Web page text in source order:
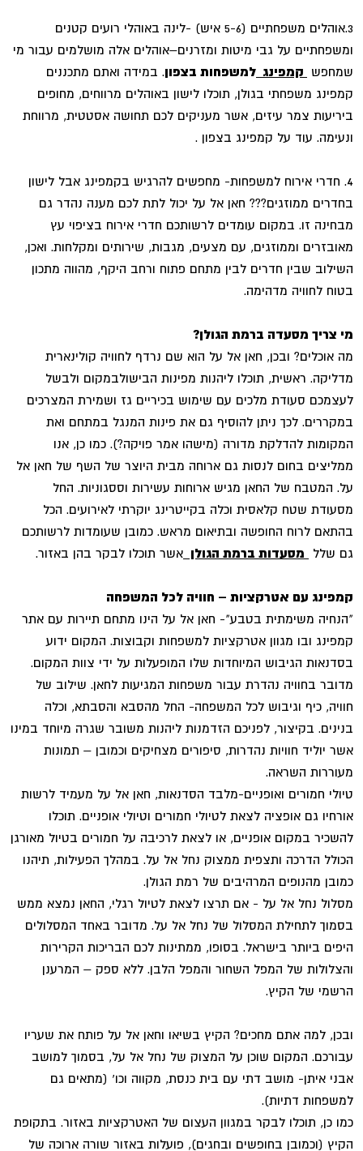
3.אוהלים משפחתיים (5-6 איש) -לינה באוהלי רועים קטנים
ומשפחתיים על גבי מיטות ומזרנים–אוהלים אלה מושלמים עבור מי
שמחפש
קמפינג למשפחות בצפון. במידה ואתם מתכננים
קמפינג משפחתי בגולן, תוכלו לישון באוהלים מרווחים, מחופים
ביריעות צמר עיזים, אשר מעניקים לכם תחושה אסטטית, מרווחת
ונעימה. עוד על קמפינג בצפון .
4. חדרי אירוח למשפחות- מחפשים להרגיש בקמפינג אבל לישון
בחדרים ממוזגים??? חאן אל על יכול לתת לכם מענה נהדר גם
מבחינה זו. במקום עומדים לרשותכם חדרי אירוח בציפוי עץ
מאובזרים וממוזגים, עם מצעים, מגבות, שירותים ומקלחות. ואכן,
השילוב שבין חדרים לבין מתחם פתוח ורחב היקף, מהווה מתכון
בטוח לחוויה מדהימה.
מי צריך מסעדה ברמת הגולן?
מה אוכלים? ובכן, חאן אל על הוא שם נרדף לחוויה קולינארית
מדליקה. ראשית, תוכלו ליהנות מפינות הבישולבמקום ולבשל
לעצמכם סעודת מלכים עם שימוש בכיריים גז ושמירת המצרכים
במקררים. לכך ניתן להוסיף גם את פינות המנגל במתחם ואת
המקומות להדלקת מדורה (מישהו אמר פויקה?). כמו כן, אנו
ממליצים בחום לנסות גם ארוחה מבית היוצר של השף של חאן אל
על. המטבח של החאן מגיש ארוחות עשירות וססגוניות. החל
מסעודת שטח קלאסית וכלה בקייטרינג יוקרתי לאירועים. הכל
בהתאם לרוח החופשה ובתיאום מראש. כמובן שעומדות לרשותכם
גם שלל
מסעדות ברמת הגולן אשר תוכלו לבקר בהן באזור.
קמפינג עם אטרקציות – חוויה לכל המשפחה
"הנחיה משימתית בטבע"- חאן אל על הינו מתחם תיירות עם אתר
קמפינג ובו מגוון אטרקציות למשפחות וקבוצות. המקום ידוע
בסדנאות הגיבוש המיוחדות שלו המופעלות על ידי צוות המקום.
מדובר בחוויה נהדרת עבור משפחות המגיעות לחאן. שילוב של
חוויה, כיף וגיבוש לכל המשפחה- החל מהסבא והסבתא, וכלה
בנינים. בקיצור, לפניכם הזדמנות ליהנות משובר שגרה מיוחד במינו
אשר יוליד חוויות נהדרות, סיפורים מצחיקים וכמובן – תמונות
מעוררות השראה.
טיולי חמורים ואופניים-מלבד הסדנאות, חאן אל על מעמיד לרשות
אורחיו גם אופציה לצאת לטיולי חמורים וטיולי אופניים. תוכלו
להשכיר במקום אופניים, או לצאת לרכיבה על חמורים בטיול מאורגן
הכולל הדרכה ותצפית ממצוק נחל אל על. במהלך הפעילות, תיהנו
כמובן מהנופים המרהיבים של רמת הגולן.
מסלול נחל אל על - אם תרצו לצאת לטיול רגלי, החאן נמצא ממש
בסמוך לתחילת המסלול של נחל אל על. מדובר באחד המסלולים
היפים ביותר בישראל. בסופו, ממתינות לכם הבריכות הקרירות
והצלולות של המפל השחור והמפל הלבן. ללא ספק – המרענן
הרשמי של הקיץ.
ובכן, למה אתם מחכים? הקיץ בשיאו וחאן אל על פותח את שעריו
עבורכם. המקום שוכן על המצוק של נחל אל על, בסמוך למושב
אבני איתן- מושב דתי עם בית כנסת, מקווה וכו' (מתאים גם
למשפחות דתיות).
כמו כן, תוכלו לבקר במגוון העצום של האטרקציות באזור. בתקופת
הקיץ (וכמובן בחופשים ובחגים), פועלות באזור שורה ארוכה של